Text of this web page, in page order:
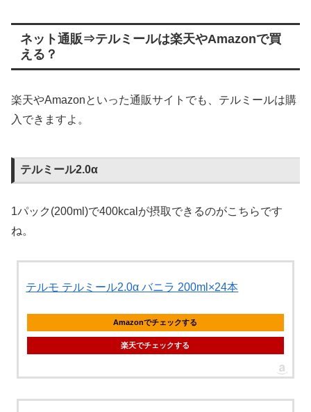
ネット通販⇒テルミールは楽天やAmazonで買
える？
楽天やAmazonといった通販サイトでも、テルミールは購
入できますよ。
テルミール2.0α
1パック(200ml)で400kcalが摂取できるのがこちらです
ね。
テルモ テルミール2.0α バニラ 200ml×24本
Amazonでチェックする
楽天でチェックする